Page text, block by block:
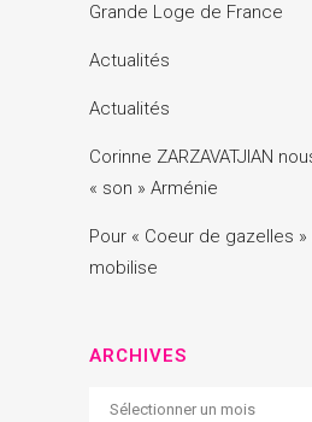
Grande Loge de France
Actualités
Actualités
Corinne ZARZAVATJIAN
« son » Arménie
Pour « Coeur de gazelles
mobilise
ARCHIVES
Archives